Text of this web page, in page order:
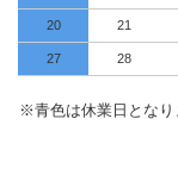
20 21
27 28
※青色は休業日となり